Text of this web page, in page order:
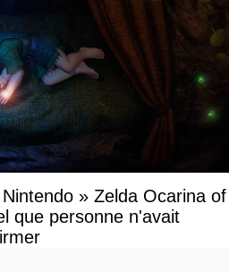
» Zelda Ocarina of
que personne n'avait